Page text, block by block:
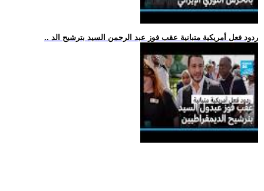
.. ردود فعل أمريكية متبانية عقب فوز عبد الرحمن السيد بترشيح الد